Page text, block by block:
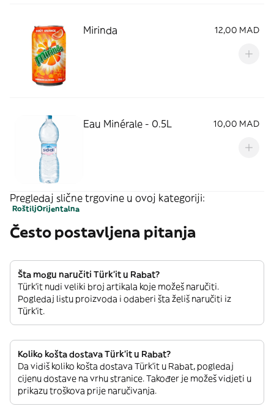
Mirinda 12,00 MAD
Eau Minérale - 0.5L 10,00 MAD
Pregledaj slične trgovine u ovoj kategoriji:
RoštiljOrijentalna
Često postavljena pitanja
Šta mogu naručiti Türk’it u Rabat?
Türk’it nudi veliki broj artikala koje možeš naručiti.
Pogledaj listu proizvoda i odaberi šta želiš naručiti iz
Türk’it.
Koliko košta dostava Türk’it u Rabat?
Da vidiš koliko košta dostava Türk’it u Rabat, pogledaj
cijenu dostave na vrhu stranice. Također je možeš vidjeti u
prikazu troškova prije naručivanja.